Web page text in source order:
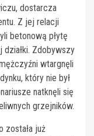
dostarcza
Z jej relacji
betonową płytę
działki. Zdobywszy
wtargnęli
który nie był
natknęli się
grzejników.
została już